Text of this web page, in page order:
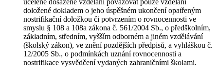
doložené dokladem o jeho úspěšném ukončení opatřeným
nostrifikační doložkou či potvrzením o rovnocennosti ve
smyslu § 108 a 108a zákona č. 561/2004 Sb., o předškolním,
základním, středním, vyšším odborném a jiném vzdělávání
(školský zákon), ve znění pozdějších předpisů, a vyhláškou č.
12/2005 Sb., o podmínkách uznání rovnocennosti a
nostrifikace vysvědčení vydaných zahraničními školami.